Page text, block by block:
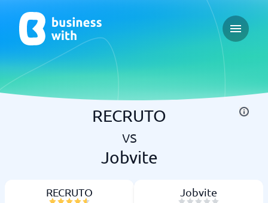
Open
RECRUTO
vs
Jobvite
RECRUTO Jobvite